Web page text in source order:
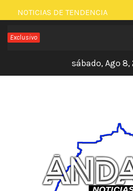
Saltar
al
contenido
NOTICIAS DE TENDENCIA
Exclusivo
sábado, Ago 8,